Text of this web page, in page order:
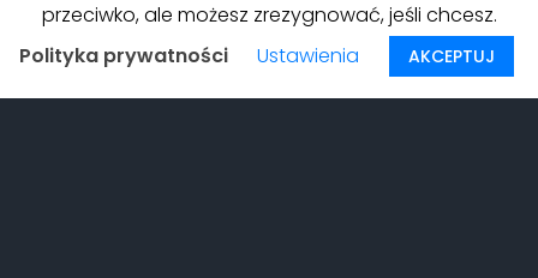
przeciwko, ale możesz zrezygnować, jeśli chcesz.
Polityka prywatności
Ustawienia AKCEPTUJ